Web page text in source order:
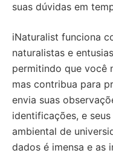
suas dúvidas em
iNaturalist funciona
naturalistas e
permitindo que você
mas contribua para
envia suas
identificações, e
ambiental de
dados é imensa e as